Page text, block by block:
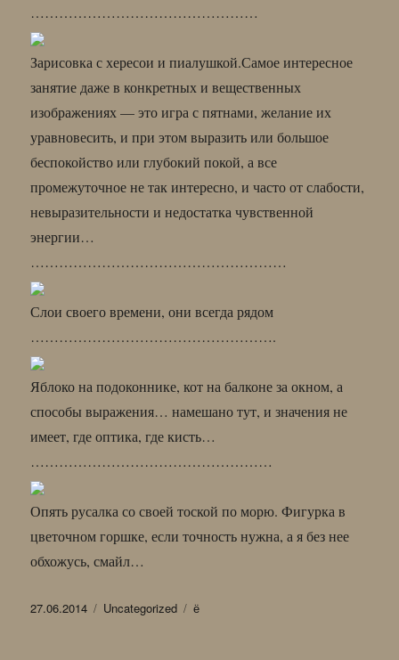
…………………………………………
Зарисовка с хересои и пиалушкой.Самое интересное
занятие даже в конкретных и вещественных
изображениях — это игра с пятнами, желание их
уравновесить, и при этом выразить или большое
беспокойство или глубокий покой, а все
промежуточное не так интересно, и часто от слабости,
невыразительности и недостатка чувственной
энергии…
………………………………………………
Слои своего времени, они всегда рядом
…………………………………………….
Яблоко на подоконнике, кот на балконе за окном, а
способы выражения… намешано тут, и значения не
имеет, где оптика, где кисть…
……………………………………………
Опять русалка со своей тоской по морю. Фигурка в
цветочном горшке, если точность нужна, а я без нее
обхожусь, смайл…
Опубликовано
27.06.2014 Рубрики
Uncategorized Метки
ё